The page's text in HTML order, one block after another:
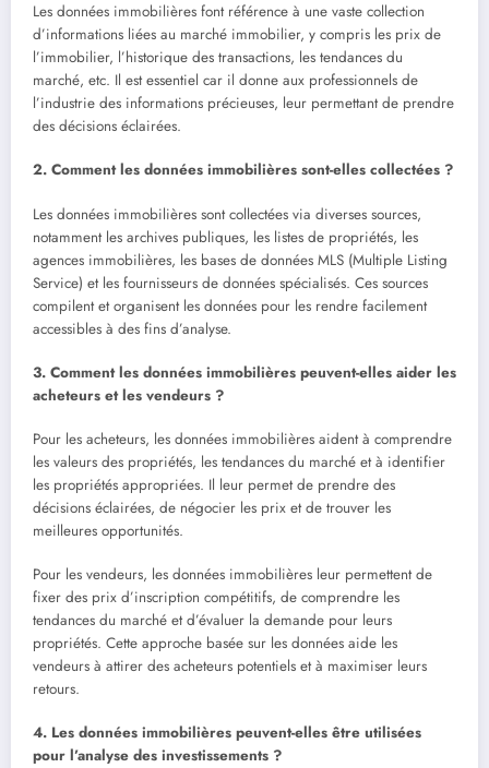
Les données immobilières font référence à une vaste collection
d’informations liées au marché immobilier, y compris les prix de
l’immobilier, l’historique des transactions, les tendances du
marché, etc. Il est essentiel car il donne aux professionnels de
l’industrie des informations précieuses, leur permettant de prendre
des décisions éclairées.
2. Comment les données immobilières sont-elles collectées ?
Les données immobilières sont collectées via diverses sources,
notamment les archives publiques, les listes de propriétés, les
agences immobilières, les bases de données MLS (Multiple Listing
Service) et les fournisseurs de données spécialisés. Ces sources
compilent et organisent les données pour les rendre facilement
accessibles à des fins d’analyse.
3. Comment les données immobilières peuvent-elles aider les
acheteurs et les vendeurs ?
Pour les acheteurs, les données immobilières aident à comprendre
les valeurs des propriétés, les tendances du marché et à identifier
les propriétés appropriées. Il leur permet de prendre des
décisions éclairées, de négocier les prix et de trouver les
meilleures opportunités.
Pour les vendeurs, les données immobilières leur permettent de
fixer des prix d’inscription compétitifs, de comprendre les
tendances du marché et d’évaluer la demande pour leurs
propriétés. Cette approche basée sur les données aide les
vendeurs à attirer des acheteurs potentiels et à maximiser leurs
retours.
4. Les données immobilières peuvent-elles être utilisées
pour l’analyse des investissements ?